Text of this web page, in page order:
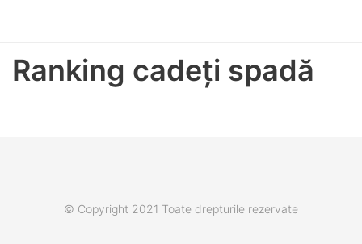
Ranking cadeți spadă
© Copyright 2021 Toate drepturile rezervate